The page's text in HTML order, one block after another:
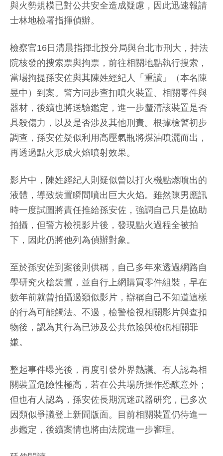
與火勢規模已對公共安全造成疑慮，因此迅速報請
士林地檢署指揮偵辦。
檢察官16日清晨指揮北投分局與台北市刑大，持法
院核發的搜索票與拘票，前往相關地點執行搜索，
當場拘提孫安佐與其陳姓經紀人「重讀」（本名陳
昱中）到案。警方同步查扣噴火裝置、相關零件與
器材，後續也將送驗鑑定，進一步釐清該裝置是否
具殺傷力，以及是否涉及其他刑責。根據檢警初步
調查，孫安佐疑似利用高壓氣瓶將煤油噴灑而出，
再透過點火形成火焰噴射效果。
影片中，陳姓經紀人則疑似曾以打火機點燃噴出的
液體，導致裝置瞬間噴出巨大火焰。雖然陳男應訊
時一度試圖將責任推給孫安佐，強調自己只是協助
拍攝，但警方檢視影片後，發現點火過程全被拍
下，因此仍將他列為偵辦對象。
至於孫安佐到案後則供稱，自己多年來透過網路自
學研究火槍裝置，並自行上網購買零件組裝，早在
數年前就曾拍攝過類似影片，辯稱自己不知道這樣
的行為可能觸法。不過，檢警檢視相關影片與查扣
物後，認為其行為已涉及公共危險與槍砲相關罪
嫌。
整起事件曝光後，再度引發外界熱議。有人認為相
關裝置危險性極高，若在公共場所操作恐釀意外；
但也有人認為，孫安佐長期沉迷武器研究，已多次
因類似爭議登上新聞版面。目前相關裝置仍待進一
步鑑定，後續案情也將由法院進一步審理。